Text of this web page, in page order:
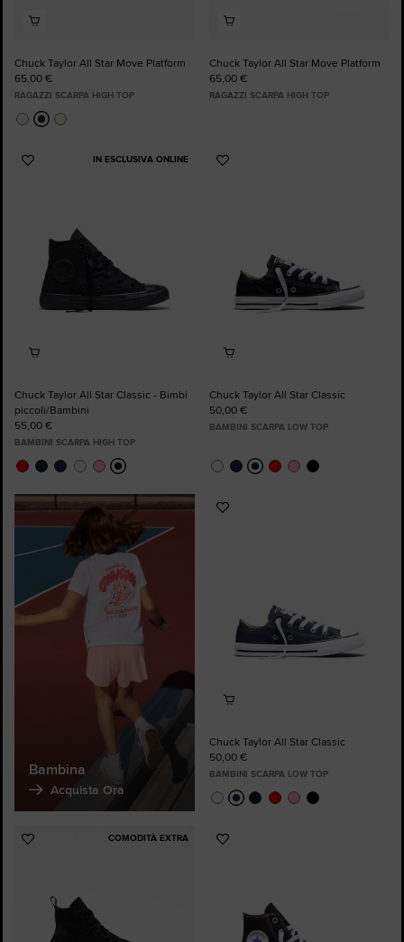
Chuck Taylor All Star Move Platform
65,00 €
RAGAZZI SCARPA HIGH TOP
Chuck Taylor All Star Move Platform
65,00 €
RAGAZZI SCARPA HIGH TOP
IN ESCLUSIVA ONLINE
Aggiungi
Chuck Taylor All Star Classic - Bimbi
piccoli/Bambini
55,00 €
BAMBINI SCARPA HIGH TOP
Aggiungi
Chuck Taylor All Star Classic
50,00 €
BAMBINI SCARPA LOW TOP
Bambina
Acquista Ora
Aggiungi
Chuck Taylor All Star Classic
50,00 €
BAMBINI SCARPA LOW TOP
COMODITÀ EXTRA
Aggiungi
Aggiungi